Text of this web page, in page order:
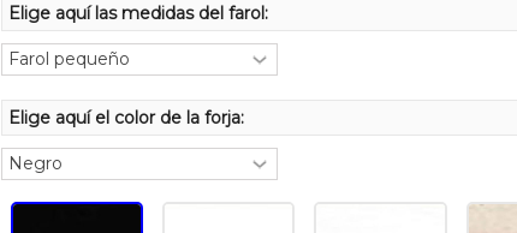
Elige aquí el color de la forja:
Elige aquí las medidas del farol: